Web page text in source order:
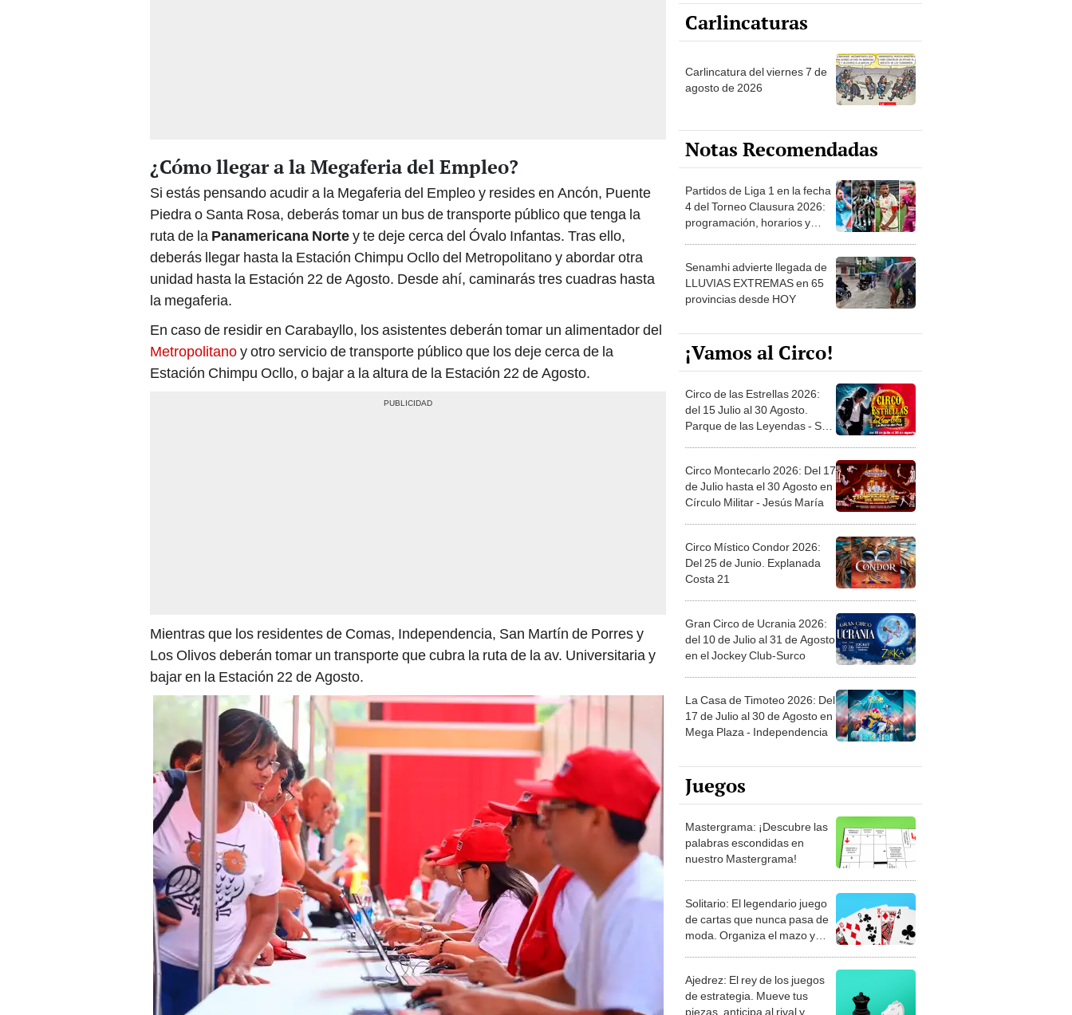
¿Cómo llegar a la Megaferia del Empleo?
Si estás pensando acudir a la Megaferia del Empleo y resides en Ancón, Puente
Piedra o Santa Rosa, deberás tomar un bus de transporte público que tenga la
ruta de la Panamericana Nortey te deje cerca del Óvalo Infantas. Tras ello,
deberás llegar hasta la Estación Chimpu Ocllo del Metropolitano y abordar otra
unidad hasta la Estación 22 de Agosto. Desde ahí, caminarás tres cuadras hasta
la megaferia.
En caso de residir en Carabayllo, los asistentes deberán tomar un alimentador del
Metropolitanoy otro servicio de transporte público que los deje cerca de la
Estación Chimpu Ocllo, o bajar a la altura de la Estación 22 de Agosto.
Mientras que los residentes de Comas, Independencia, San Martín de Porres y
Los Olivos deberán tomar un transporte que cubra la ruta de la av. Universitaria y
bajar en la Estación 22 de Agosto.
Carlincaturas
Carlincatura del viernes 7 de
agosto de 2026
Notas Recomendadas
Partidos de Liga 1 en la fecha
4 del Torneo Clausura 2026:
programación, horarios y
Senamhi advierte llegada de
LLUVIAS EXTREMAS en 65
provincias desde HOY
¡Vamos al Circo!
Circo de las Estrellas 2026:
del 15 Julio al 30 Agosto.
Parque de las Leyendas - San
Circo Montecarlo 2026: Del 17
de Julio hasta el 30 Agosto en
Círculo Militar - Jesús María
Circo Místico Condor 2026:
Del 25 de Junio. Explanada
Costa 21
Gran Circo de Ucrania 2026:
del 10 de Julio al 31 de Agosto
en el Jockey Club-Surco
La Casa de Timoteo 2026: Del
17 de Julio al 30 de Agosto en
Mega Plaza - Independencia
Juegos
Mastergrama: ¡Descubre las
palabras escondidas en
nuestro Mastergrama!
Solitario: El legendario juego
de cartas que nunca pasa de
moda. Organiza el mazo y
Ajedrez: El rey de los juegos
de estrategia. Mueve tus
piezas, anticipa al rival y